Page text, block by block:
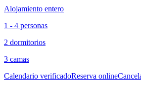
Alojamiento entero
1 - 4 personas
2 dormitorios
3 camas
Calendario verificadoReserva online